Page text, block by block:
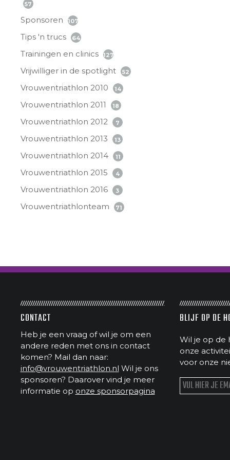
57
Sponsoren 107
Tips 'n trucs 64
Trainingen en clinics 127
Vrijwilliger in de spotlight 52
Vrouwentriathlon 2010 14
Vrouwentriathlon 2011 18
Vrouwentriathlon 2012 7
Vrouwentriathlon 2013 13
Vrouwentriathlon 2014 11
Vrouwentriathlon 2015 4
Vrouwentriathlon 2016 3
Vrouwentriathlonteam 71
CONTACT
Heb je een vraag of wil je om een
andere reden met ons in contact
komen? Mail dan naar:
info@vrouwentriathlon.nl Wil je ons
sponsoren? Daarover vind je meer
informatie op onze sponsorpagina
BLIJF OP DE
Wil je op de
onze
voor onze